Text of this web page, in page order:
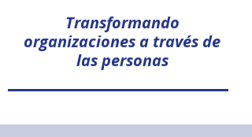
Transformando
organizaciones a través de
las personas